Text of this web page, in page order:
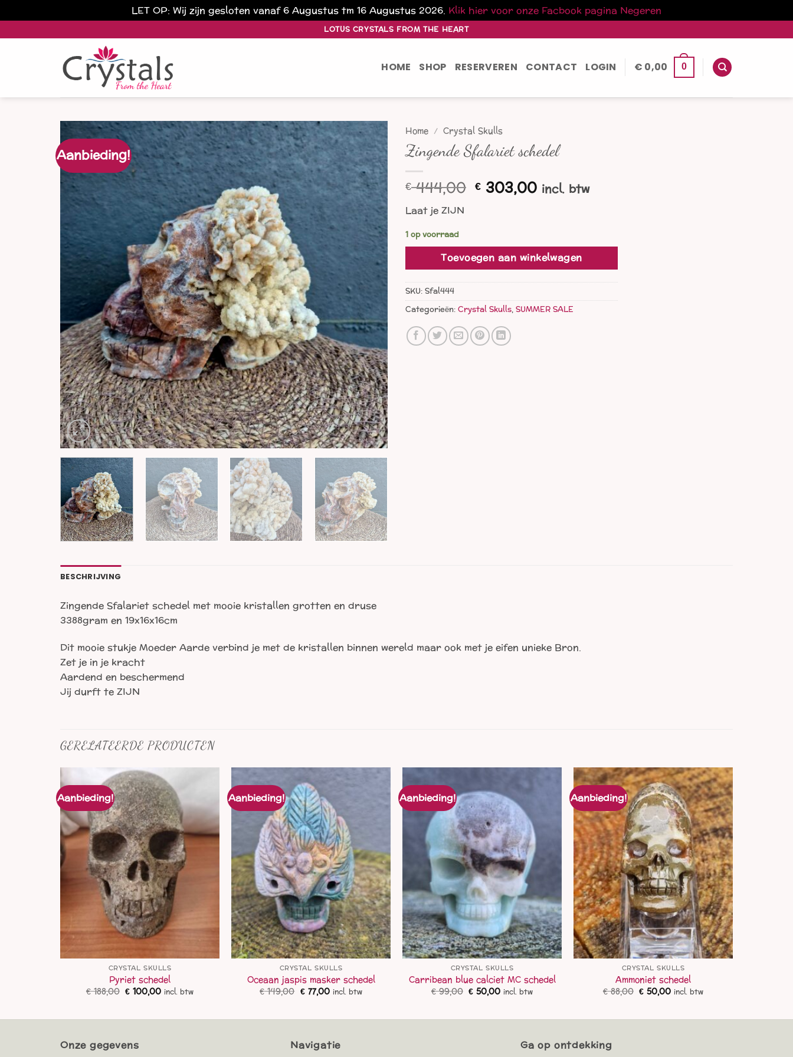
LET OP: Wij zijn gesloten vanaf 6 Augustus tm 16 Augustus 2026. Klik hier voor onze Facbook pagina Negeren
naar
LOTUS CRYSTALS FROM THE HEART
HOME SHOP RESERVEREN CONTACT LOGIN € 0,00 0
Aanbieding!
Home / Crystal Skulls
Zingende Sfalariet schedel
€444,00 Oorspronkelijke
prijs
€ 303,00Huidige
prijs
incl. btw
Laat je ZIJN
1 op voorraad
Toevoegen aan winkelwagen
SKU:Sfal444
Categorieën:Crystal Skulls,SUMMER SALE
BESCHRIJVING
Zingende Sfalariet schedel met mooie kristallen grotten en druse
3388gram en 19x16x16cm
Dit mooie stukje Moeder Aarde verbind je met de kristallen binnen wereld maar ook met je eifen unieke Bron.
Zet je in je kracht
Aardend en beschermend
Jij durft te ZIJN
GERELATEERDE PRODUCTEN
Aanbieding!
CRYSTAL SKULLS
Pyriet schedel
€188,00 Oorspronkelijke
prijs
€ 188,00.
€100,00Huidige
prijs
€ 100,00.
incl. btw
Aanbieding!
CRYSTAL SKULLS
Oceaan jaspis masker schedel
€149,00 Oorspronkelijke
prijs
€ 149,00.
€77,00Huidige
prijs
€ 77,00.
incl. btw
Aanbieding!
CRYSTAL SKULLS
Carribean blue calciet MC schedel
€99,00 Oorspronkelijke
prijs
€ 99,00.
€50,00Huidige
prijs
€ 50,00.
incl. btw
Aanbieding!
CRYSTAL SKULLS
Ammoniet schedel
€88,00 Oorspronkelijke
prijs
€ 88,00.
€50,00Huidige
prijs
€ 50,00.
incl. btw
Onze gegevens Navigatie Ga op ontdekking